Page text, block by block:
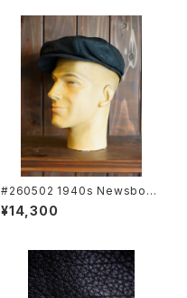
#260502 1940s Newsboy
Cap
¥14,300